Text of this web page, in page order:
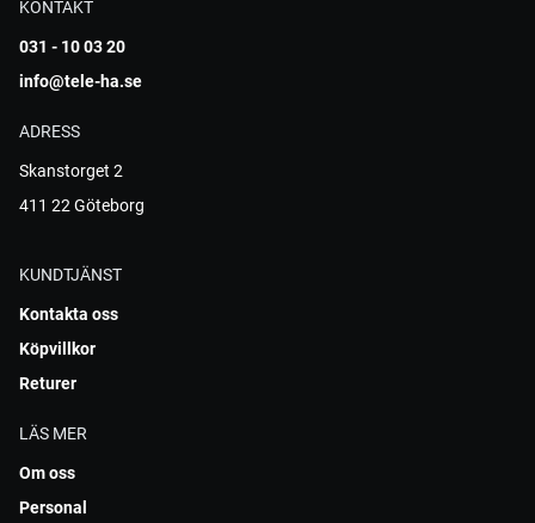
KONTAKT
031 - 10 03 20
info@tele-ha.se
ADRESS
Skanstorget 2
411 22 Göteborg
KUNDTJÄNST
Kontakta oss
Köpvillkor
Returer
LÄS MER
Om oss
Personal